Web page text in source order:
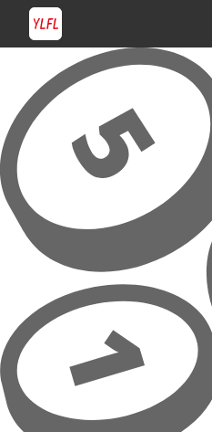
Overslaan naar hoofdinhoud